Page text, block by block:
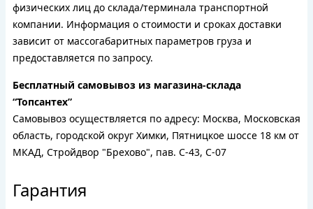
физических лиц до склада/терминала транспортной
компании. Информация о стоимости и сроках доставки
зависит от массогабаритных параметров груза и
предоставляется по запросу.
Бесплатный самовывоз из магазина-склада
“Топсантех”
Самовывоз осуществляется по адресу: Москва, Московская
область, городской округ Химки, Пятницкое шоссе 18 км от
МКАД, Стройдвор "Брехово", пав. С-43, С-07
Гарантия